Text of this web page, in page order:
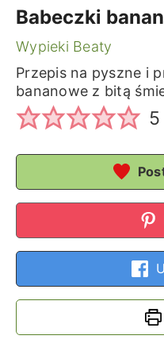
Babeczki
Wypieki Beaty
Przepis na pyszne i
bananowe z bitą
5